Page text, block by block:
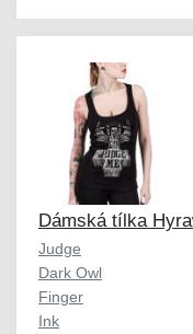
Dámská tílka
Judge
Dark Owl
Finger
Ink